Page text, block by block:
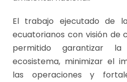
El trabajo ejecutado de
ecuatorianos con visión de
permitido garantizar
ecosistema, minimizar el
las operaciones y